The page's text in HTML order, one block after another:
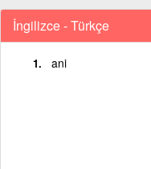
İngilizce - Türkçe
ani